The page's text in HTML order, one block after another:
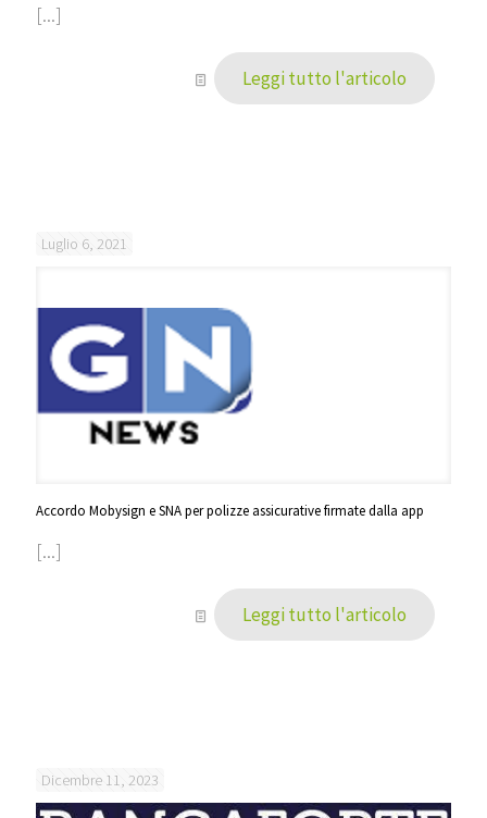
[...]
Leggi tutto l'articolo
Luglio 6, 2021
Accordo Mobysign e SNA per polizze assicurative firmate dalla app
[...]
Leggi tutto l'articolo
Dicembre 11, 2023